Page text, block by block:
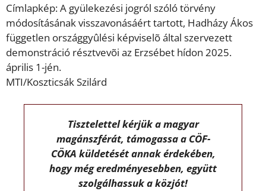
Címlapkép: A gyülekezési jogról szóló törvény
módosításának visszavonásáért tartott, Hadházy Ákos
független országgyûlési képviselõ által szervezett
demonstráció résztvevõi az Erzsébet hídon 2025.
április 1-jén.
MTI/Koszticsák Szilárd
Tisztelettel kérjük a magyar
magánszférát, támogassa a CÖF-
CÖKA küldetését annak érdekében,
hogy még eredményesebben, együtt
szolgálhassuk a közjót!